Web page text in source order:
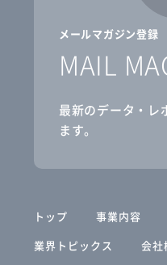
メールマガジン登録
MAIL
最新のデータ・レ
ます。
トップ 事業内容
業界トピックス
会社